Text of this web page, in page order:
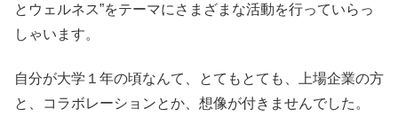
とウェルネス”をテーマにさまざまな活動を行っていらっ
しゃいます。
自分が大学１年の頃なんて、とてもとても、上場企業の方
と、コラボレーションとか、想像が付きませんでした。